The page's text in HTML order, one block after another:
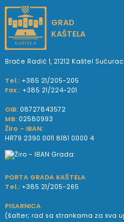
GRAD
KAŠTELA
Braće Radić 1, 21212 Kaštel Sućurac
Tel.: +385 21/205-205
Fax.: +385 21/224-201
OIB: 08727843572
MB: 02580993
Žiro - IBAN:
HR79 2390 0011 8181 0000 4
PORTA GRADA KAŠTELA
Tel.: +385 21/205-265
PISARNICA
(šalter; rad sa strankama za sva